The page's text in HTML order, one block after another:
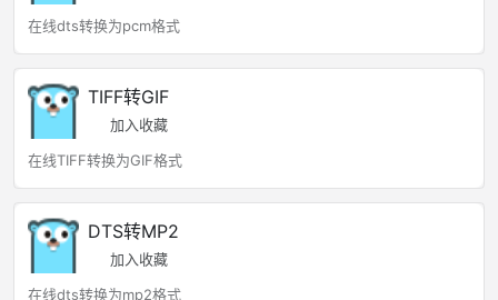
在线dts转换为pcm格式
TIFF转GIF
加入收藏
在线TIFF转换为GIF格式
DTS转MP2
加入收藏
在线dts转换为mp2格式